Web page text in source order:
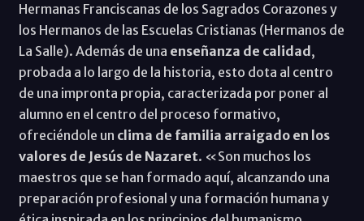
Hermanas Franciscanas de los Sagrados Corazones y
los Hermanos de las Escuelas Cristianas (Hermanos de
La Salle). Además de una enseñanza de calidad ,
probada a lo largo de la historia, esto dota al centro
de una impronta propia, caracterizada por poner al
alumno en el centro del proceso formativo,
ofreciéndole un clima de familia arraigado en los
valores de Jesús de Nazaret. «Son muchos los
maestros que se han formado aquí, alcanzando una
preparación profesional y una formación humana y